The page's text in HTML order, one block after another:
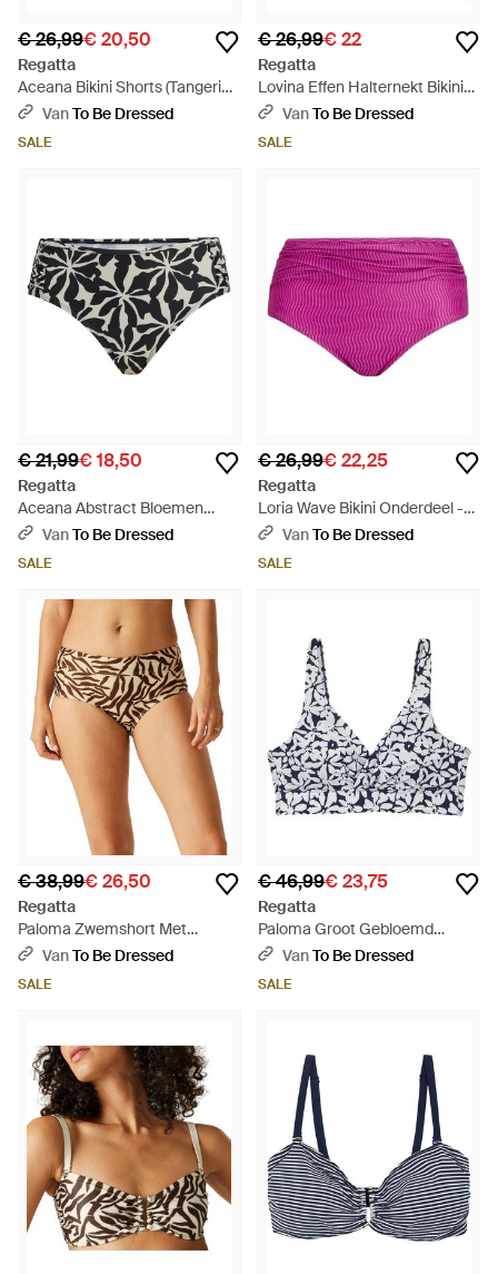
€ 26,99€ 20,50
Regatta
Aceana Bikini Shorts (Tangerine
Tango) - Oranje
VanTo Be Dressed
SALE
€ 26,99€ 22
Regatta
Lovina Effen Halternekt Bikini-
Top - Zwart
VanTo Be Dressed
SALE
€ 21,99€ 18,50
Regatta
Aceana Abstract Bloemen
Bikinibroekje - Zwart
VanTo Be Dressed
SALE
€ 26,99€ 22,25
Regatta
Loria Wave Bikini Onderdeel -
PaarsVanTo Be Dressed
SALE
€ 38,99€ 26,50
Regatta
Paloma Zwemshort Met
Zebraprint (Lichtbruin/
VanTo Be Dressed
SALE
€ 46,99€ 23,75
Regatta
Paloma Groot Gebloemd
Bikinitopje (Marine, Wit) - Blauw
VanTo Be Dressed
SALE